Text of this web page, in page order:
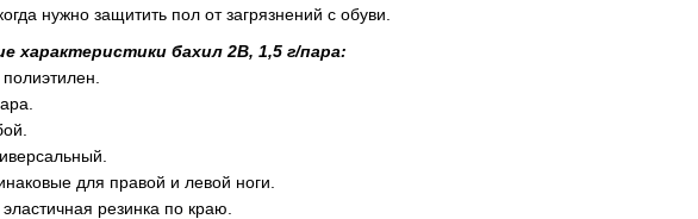
нужно защитить пол от загрязнений с обуви.
характеристики бахил 2В, 1,5 г/пара:
полиэтилен.
для правой и левой ноги.
эластичная резинка по краю.